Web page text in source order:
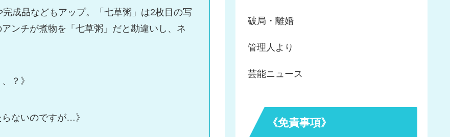
成品などもアップ。「七草粥」は2枚目の写
ンチが煮物を「七草粥」だと勘違いし、ネ
？》
ないのですが…》
破局・離婚
管理人より
芸能ニュース
《免責事項》